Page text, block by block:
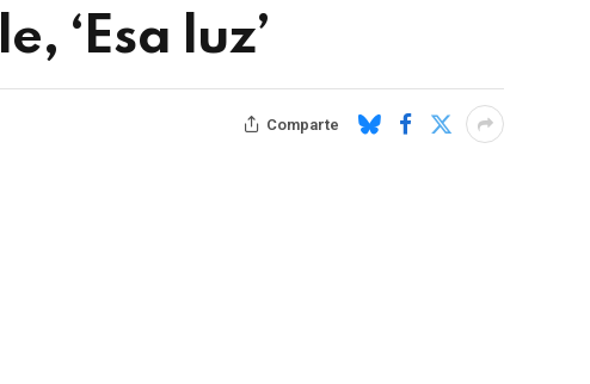
‘Esa luz’
Comparte